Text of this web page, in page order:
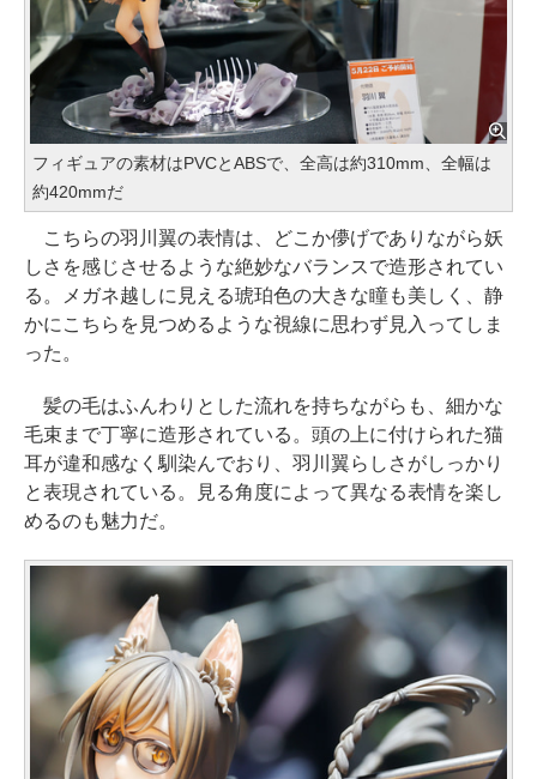
フィギュアの素材はPVCとABSで、全高は約310mm、全幅は
約420mmだ
こちらの羽川翼の表情は、どこか儚げでありながら妖
しさを感じさせるような絶妙なバランスで造形されてい
る。メガネ越しに見える琥珀色の大きな瞳も美しく、静
かにこちらを見つめるような視線に思わず見入ってしま
った。
髪の毛はふんわりとした流れを持ちながらも、細かな
毛束まで丁寧に造形されている。頭の上に付けられた猫
耳が違和感なく馴染んでおり、羽川翼らしさがしっかり
と表現されている。見る角度によって異なる表情を楽し
めるのも魅力だ。